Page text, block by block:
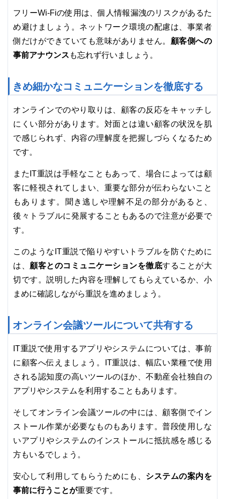
フリーWi-Fiの使用は、個人情報漏洩のリスクがあるた
め避けましょう。ネットワーク環境の配慮は、事業者
側だけができていても意味がありません。 顧客側への
事前アナウンス も忘れず行いましょう。
きめ細かなコミュニケーションを徹底する
オンラインでのやり取りは、顧客の反応をキャッチし
にくい部分があります。対面とは違い顧客の状況を肌
で感じられず、内容の理解度を把握しづらくなるため
です。
またIT重説は手軽なこともあって、場合によっては顧
客に軽視されてしまい、重要な部分が伝わらないこと
もあります。聞き逃しや理解不足の部分があると、
後々トラブルに発展することもあるので注意が必要で
す。
このようなIT重説で陥りやすいトラブルを防ぐために
は、 顧客とのコミュニケーションを徹底することが大
切です。説明した内容を理解してもらえているか、小
まめに確認しながら重説を進めましょう。
オンライン会議ツールについて共有する
IT重説で使用するアプリやシステムについては、事前
に顧客へ伝えましょう。IT重説は、幅広い業種で使用
される認知度の高いツールのほか、不動産会社独自の
アプリやシステムを利用することもあります。
そしてオンライン会議ツールの中には、顧客側でイン
ストール作業が必要なものもあります。普段使用しな
いアプリやシステムのインストールに抵抗感を感じる
方もいるでしょう。
安心して利用してもらうためにも、 システムの案内を
事前に行うことが重要です。